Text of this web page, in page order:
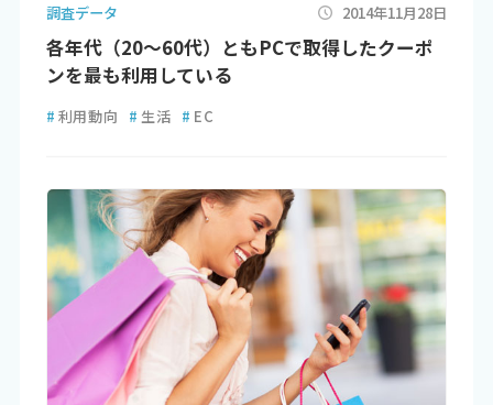
調査データ 2014年11月28日
各年代（20～60代）ともPCで取得したクーポ
ンを最も利用している
# 利用動向 # 生活 # EC